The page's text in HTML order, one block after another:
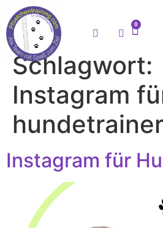
0
Schlagwort:
Instagram
hundetrainer
Instagram für